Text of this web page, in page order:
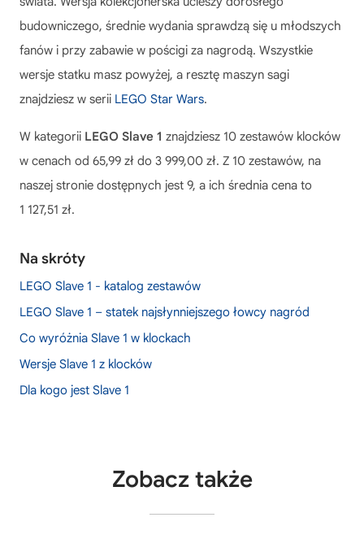
budowniczego, średnie wydania sprawdzą się u młodszych
fanów i przy zabawie w pościgi za nagrodą. Wszystkie
wersje statku masz powyżej, a resztę maszyn sagi
znajdziesz w serii LEGO Star Wars.
W kategorii LEGO Slave 1 znajdziesz 10 zestawów klocków
w cenach od 65,99 zł do 3 999,00 zł. Z 10 zestawów, na
naszej stronie dostępnych jest 9, a ich średnia cena to
1 127,51 zł.
Na skróty
LEGO Slave 1 - katalog zestawów
LEGO Slave 1 – statek najsłynniejszego łowcy nagród
Co wyróżnia Slave 1 w klockach
Wersje Slave 1 z klocków
Dla kogo jest Slave 1
Zobacz także